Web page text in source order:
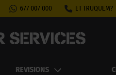
677 007 000 ET TRUQUEM?
REVISIONS